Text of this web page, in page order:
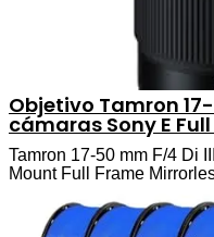
Objetivo Tamron
cámaras Sony E
Tamron 17-50 mm F/4 Di
Mount Full Frame